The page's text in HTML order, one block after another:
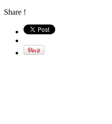
Share !